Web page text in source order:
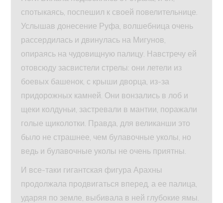
спотыкаясь, поспешил к своей повелительнице.
Услышав донесение Руфа, волшебница очень
рассердилась и двинулась на Мигунов,
опираясь на чудовищную палицу. Навстречу ей
отовсюду засвистели стрелы: они летели из
боевых башенок, с крыши дворца, из-за
придорожных камней. Они вонзались в лоб и
щеки колдуньи, застревали в мантии, поражали
голые щиколотки. Правда, для великанши это
было не страшнее, чем булавочные уколы, но
ведь и булавочные уколы не очень приятны.
И все-таки гигантская фигура Арахны
продолжала продвигаться вперед, а ее палица,
ударяя по земле, выбивала в ней глубокие ямы.